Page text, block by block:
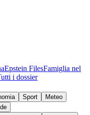
Epstein FilesFamiglia nel
i dossier
Sport
Meteo